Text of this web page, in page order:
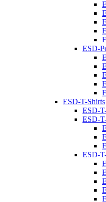
ESD-
ESD-T-Shirts
ESD-
ESD-
ESD-